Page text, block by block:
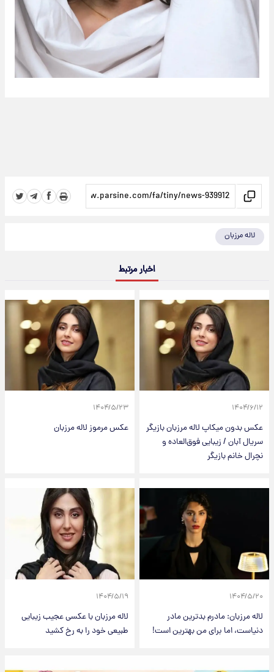
لاله مرزبان
اخبار مرتبط
۱۴۰۴/۶/۱۲
عکس بدون میکاپ لاله مرزبان بازیگر
سریال آبان / زیبایی فوق‌العاده و
نچرال خانم بازیگر
۱۴۰۴/۵/۲۳
عکس مرموز لاله مرزبان
۱۴۰۴/۵/۲۰
لاله مرزبان: مادرم بدترین مادر
دنیاست، اما برای من بهترین است!
۱۴۰۴/۵/۱۹
لاله مرزبان با عکسی عجیب زیبایی
طبیعی خود را به رخ کشید